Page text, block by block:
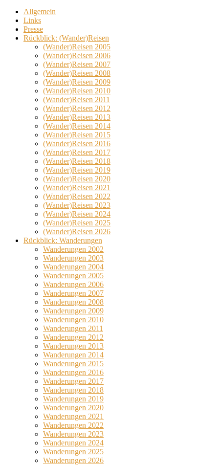
Allgemein
Links
Presse
Rückblick: (Wander)Reisen
(Wander)Reisen 2005
(Wander)Reisen 2006
(Wander)Reisen 2007
(Wander)Reisen 2008
(Wander)Reisen 2009
(Wander)Reisen 2010
(Wander)Reisen 2011
(Wander)Reisen 2012
(Wander)Reisen 2013
(Wander)Reisen 2014
(Wander)Reisen 2015
(Wander)Reisen 2016
(Wander)Reisen 2017
(Wander)Reisen 2018
(Wander)Reisen 2019
(Wander)Reisen 2020
(Wander)Reisen 2021
(Wander)Reisen 2022
(Wander)Reisen 2023
(Wander)Reisen 2024
(Wander)Reisen 2025
(Wander)Reisen 2026
Rückblick: Wanderungen
Wanderungen 2002
Wanderungen 2003
Wanderungen 2004
Wanderungen 2005
Wanderungen 2006
Wanderungen 2007
Wanderungen 2008
Wanderungen 2009
Wanderungen 2010
Wanderungen 2011
Wanderungen 2012
Wanderungen 2013
Wanderungen 2014
Wanderungen 2015
Wanderungen 2016
Wanderungen 2017
Wanderungen 2018
Wanderungen 2019
Wanderungen 2020
Wanderungen 2021
Wanderungen 2022
Wanderungen 2023
Wanderungen 2024
Wanderungen 2025
Wanderungen 2026